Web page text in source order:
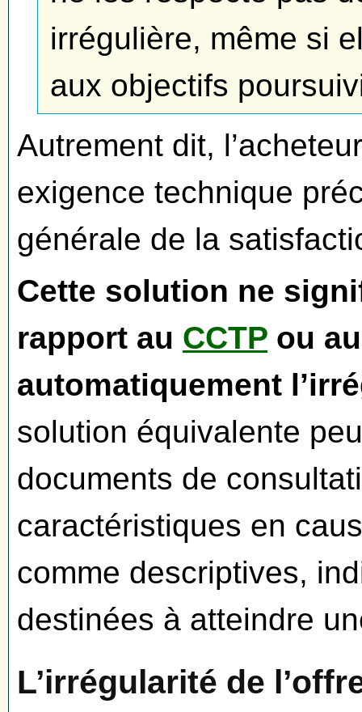
irrégulière, même si
aux objectifs
Autrement dit,
exigence technique
générale de la
Cette solution ne
rapport au CCTP ou
automatiquement
solution équivalente
documents de
caractéristiques en
comme descriptives,
destinées à atteindre
L’irrégularité de